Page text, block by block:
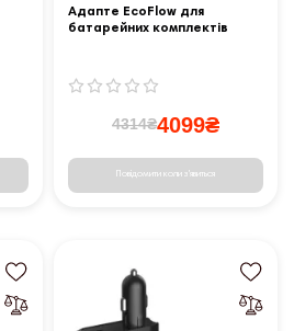
Адапте EcoFlow для
батарейних комплектів
4314₴4099₴
Повідомити коли з'явиться